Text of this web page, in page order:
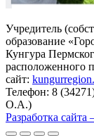
Учредитель
образование
Кунгура
расположенного
сайт:
Телефон: 8
О.А.)
Разработка